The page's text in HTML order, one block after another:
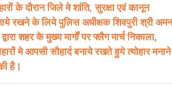
के दौरान जिले मे शांति, सुरक्षा एवं कानून
रखने के लिये पुलिस अधीक्षक शिवपुरी श्री अमन
शहर के मुख्य मार्गों पर फ्लैग मार्च निकाला,
मे आपसी सौहार्द बनाये रखते हुये त्योहार मनाने
है।